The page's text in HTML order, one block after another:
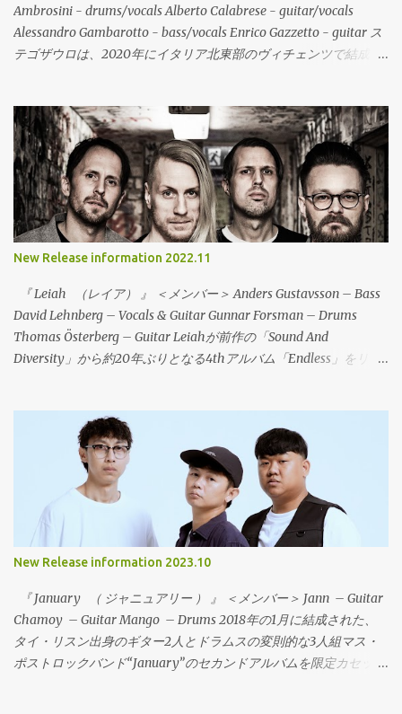
Ambrosini - drums/vocals Alberto Calabrese - guitar/vocals
Alessandro Gambarotto - bass/vocals Enrico Gazzetto - guitar ス
テゴザウロは、2020年にイタリア北東部のヴィチェンツで結成さ
るメンバーが友人を通じて知り合って活動を開始。今作は、デビ
ューEPの6曲入りで、すでにデジタルでは配信されて注目を集めて
いる。レコードは、イタリアのValerian SwingやDAGS!などのリリ
ースや来日を一緒にサポートした、To Lose La Trackとの共同でリ
リース！CDやカセットテープもリリースされ、地元のローカルレ
ーベル（Dischi Decenti / Longrail / È Un Brutto Posto Dove Vivere
/ Troppistruzzi / 1a0）が共同でリリース。まさに、ダークホース
す存在になるであろう。彼らは、MidWest Emoやマスロックなど
の影響を公言していることもあり、CAP‘N JAZZ～AMERICAN
FOOTBALL～ALGERNON CADWALLADER～SNOWINGと引き継が
れてきたサウンドが、今このバンドによって鳴らされている。冒
ロングでMidwest Emoの新時代を切り開く！ Stegosauro -
「EP」 01.Jap'n Cazz 02.Squalo 03.Van Houten 04.Tangram
05.Streghe 06.Buonanotte Raga FOMR-0101 LP (One Sided LP)
2023年7月中旬発売予定 オープンプライス 全6曲 ※To Lose La
New Release information 2022.11
『 Leiah （レイア） 』 ＜メンバー＞ Anders Gustavsson – Bass
David Lehnberg – Vocals & Guitar Gunnar Forsman – Drums
Thomas Österberg – Guitar Leiahが前作の「Sound And
Diversity」から約20年ぶりとなる4thアルバム「Endless」をリリ
2018年から、オフィシャルのInstagram や Facebookでバンドがス
タジオで新曲の制作を行っていることを告知して話題となった。
その年に16年ぶりの新曲「Surrender」を7月にデジタル配信でリ
リースした。この曲は、My Bloody ValentineやThe White Stripes
のマスタリングを務めた、Noel Summmervilleが担当した。
「Surrender」は、前作「Sound And Diversity」からの再スタート
という位置づけになっている。そして、続けてシングル「2nd」と
ックは健在で、Leiahの王道のサウンドが再び戻ってきた。この時
点で、すでに新しいアルバム制作の構想があって準備を進めてい
た。Leiahは、90年代後半にフロントマン兼ソングライター David
Lehnberg が、高校時代の友人とエモショーナルなパンクを軸とし
New Release information 2023.10
『 January （ ジャニュアリー ） 』 ＜メンバー＞ Jann – Guitar
Chamoy – Guitar Mango – Drums 2018年の1月に結成された、
タイ・リスン出身のギター2人とドラムスの変則的な3人組マス・
ポストロックバンド“January”のセカンドアルバムを限定カセット